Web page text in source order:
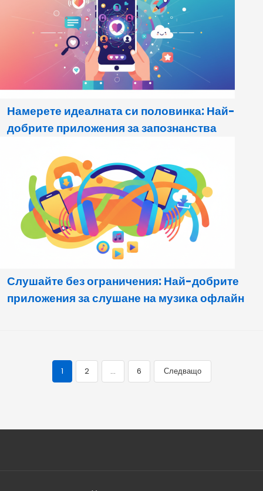
Намерете идеалната си половинка: Най-
добрите приложения за запознанства
Слушайте без ограничения: Най-добрите
приложения за слушане на музика офлайн
Навигация
публикации
1 2 … 6 Следващо